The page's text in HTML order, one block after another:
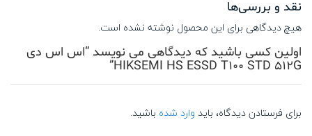
نقد و بررسی‌ها
هیچ دیدگاهی برای این محصول نوشته نشده است.
اولین کسی باشید که دیدگاهی می نویسد “اس اس دی
HIKSEMI HS ESSD T100 STD 512G”
برای فرستادن دیدگاه، باید وارد شده باشید.